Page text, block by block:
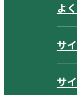
よ
サ
サ